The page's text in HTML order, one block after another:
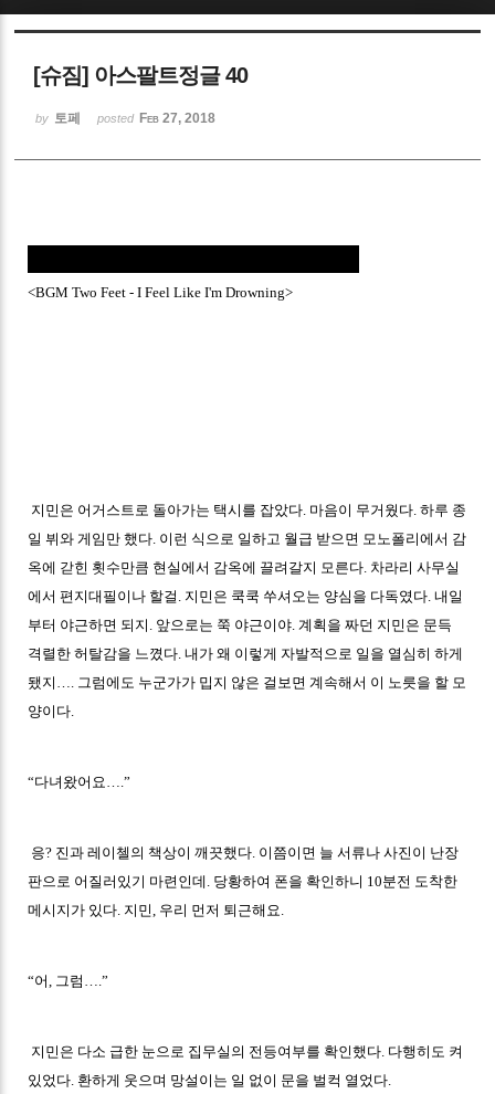
[슈짐] 아스팔트정글 40
by 토페 posted Feb 27, 2018
<BGM Two Feet - I Feel Like I'm Drowning>
지민은 어거스트로 돌아가는 택시를 잡았다. 마음이 무거웠다. 하루 종
일 뷔와 게임만 했다. 이런 식으로 일하고 월급 받으면 모노폴리에서 감
옥에 갇힌 횟수만큼 현실에서 감옥에 끌려갈지 모른다. 차라리 사무실
에서 편지대필이나 할걸. 지민은 쿡쿡 쑤셔오는 양심을 다독였다. 내일
부터 야근하면 되지. 앞으로는 쭉 야근이야. 계획을 짜던 지민은 문득
격렬한 허탈감을 느꼈다. 내가 왜 이렇게 자발적으로 일을 열심히 하게
됐지…. 그럼에도 누군가가 밉지 않은 걸보면 계속해서 이 노릇을 할 모
양이다.
“다녀왔어요….”
응? 진과 레이첼의 책상이 깨끗했다. 이쯤이면 늘 서류나 사진이 난장
판으로 어질러있기 마련인데. 당황하여 폰을 확인하니 10분전 도착한
메시지가 있다. 지민, 우리 먼저 퇴근해요.
“어, 그럼….”
지민은 다소 급한 눈으로 집무실의 전등여부를 확인했다. 다행히도 켜
있었다. 환하게 웃으며 망설이는 일 없이 문을 벌컥 열었다.
Sketchbook5, 스케치북5
Sketchbook5, 스케치북5